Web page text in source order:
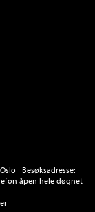
| Besøksadresse:
åpen hele døgnet